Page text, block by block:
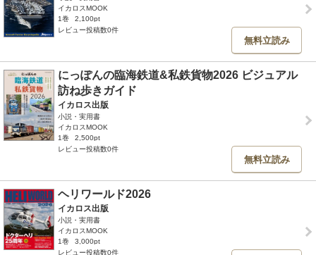
イカロスMOOK
1巻
2,100pt
レビュー投稿数0件
無料立読み
にっぽんの臨海鉄道&私鉄貨物2026 ビジュアル
訪ね歩きガイド
イカロス出版
小説・実用書
イカロスMOOK
1巻
2,500pt
レビュー投稿数0件
無料立読み
ヘリワールド2026
イカロス出版
小説・実用書
イカロスMOOK
1巻
3,000pt
レビュー投稿数0件